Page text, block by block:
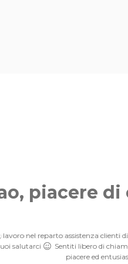
piacere di
lavoro nel reparto assistenza
salutarci
Sentiti libero di
piacere ed
piacere di
nel reparto assistenza clienti
salutarci
Sentiti libero di
piacere ed
ed
ed
ed
ed ed
ed
ed
ed
ed
ed
ed